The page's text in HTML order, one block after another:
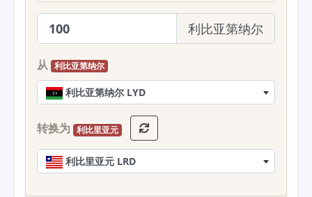
利比亚第纳尔
从 利比亚第纳尔
利比亚第纳尔 LYD
转换为 利比里亚元
利比里亚元 LRD